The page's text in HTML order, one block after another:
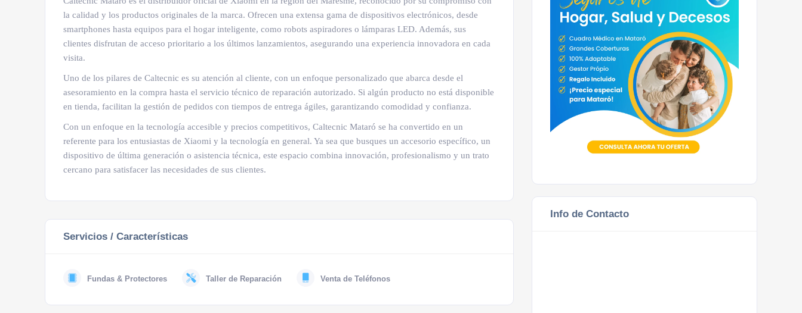
la calidad y los productos originales de la marca. Ofrecen una extensa gama de dispositivos electrónicos, desde
smartphones hasta equipos para el hogar inteligente, como robots aspiradores o lámparas LED. Además, sus
clientes disfrutan de acceso prioritario a los últimos lanzamientos, asegurando una experiencia innovadora en cada
visita.
Uno de los pilares de Caltecnic es su atención al cliente, con un enfoque personalizado que abarca desde el
asesoramiento en la compra hasta el servicio técnico de reparación autorizado. Si algún producto no está disponible
en tienda, facilitan la gestión de pedidos con tiempos de entrega ágiles, garantizando comodidad y confianza.
Con un enfoque en la tecnología accesible y precios competitivos, Caltecnic Mataró se ha convertido en un
referente para los entusiastas de Xiaomi y la tecnología en general. Ya sea que busques un accesorio específico, un
dispositivo de última generación o asistencia técnica, este espacio combina innovación, profesionalismo y un trato
cercano para satisfacer las necesidades de sus clientes.
Servicios / Características
Fundas & Protectores Taller de Reparación Venta de Teléfonos
Info de Contacto